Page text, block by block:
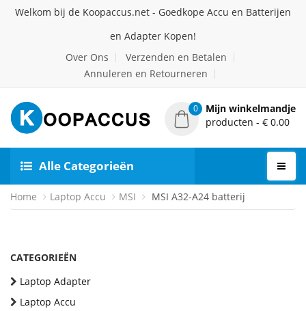
Welkom bij de Koopaccus.net - Goedkope Accu en Batterijen
en Adapter Kopen!
Over Ons
Verzenden en Betalen
Annuleren en Retourneren
0
Mijn winkelmandje
producten - € 0.00
Alle Categorieën
Home Laptop Accu MSI MSI A32-A24 batterij
CATEGORIEËN
Laptop Adapter
Laptop Accu